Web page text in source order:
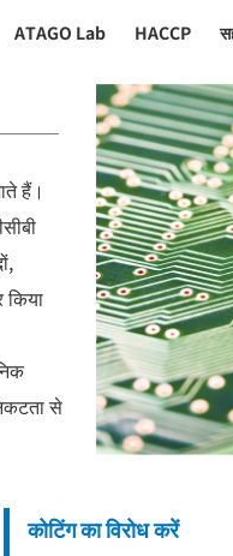
ATAGO Lab HACCP
हैं।
किया
से
कोटिंग का विरोध करें